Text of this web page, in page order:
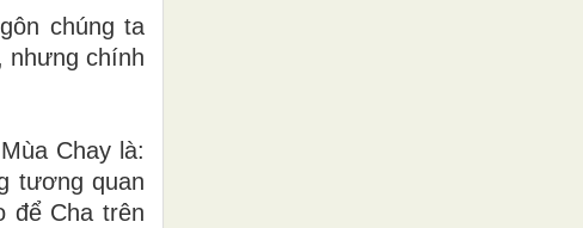
chúng ta
nhưng chính
Chay là:
tương quan
để Cha trên